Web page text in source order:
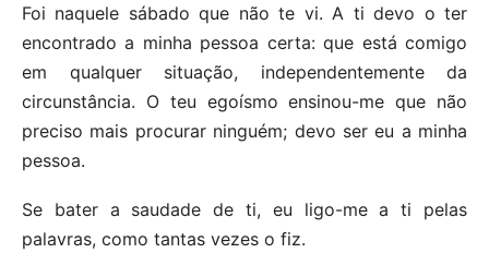
Foi naquele sábado que não te vi. A ti devo o ter
encontrado a minha pessoa certa: que está comigo
em qualquer situação, independentemente da
circunstância. O teu egoísmo ensinou-me que não
preciso mais procurar ninguém; devo ser eu a minha
pessoa.
Se bater a saudade de ti, eu ligo-me a ti pelas
palavras, como tantas vezes o fiz.